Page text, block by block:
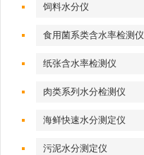
饲料水分仪
食用菌系类含水率检测仪
纸张含水率检测仪
肉类系列水分检测仪
海鲜快速水分测定仪
污泥水分测定仪